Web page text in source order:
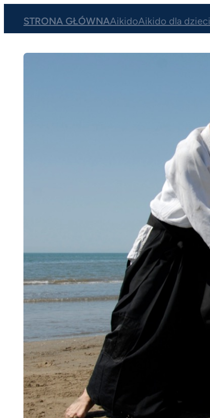
STRONA GŁÓWNAAikidoAikido dla dzieci